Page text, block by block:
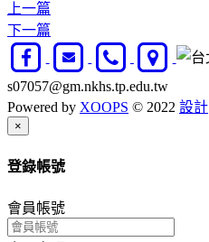
上一篇
下一篇
s07057@gm.nkhs.tp.edu.tw
Powered by XOOPS © 2022 設計
×
登錄帳號
會員帳號